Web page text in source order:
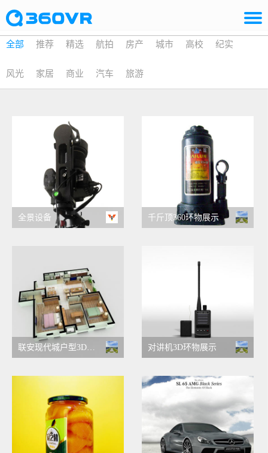
全部 推荐 精选 航拍 房产 城市 高校 纪实
风光 家居 商业 汽车 旅游
全景设备 千斤顶360环物展示
联安现代城户型3D展示 对讲机3D环物展示